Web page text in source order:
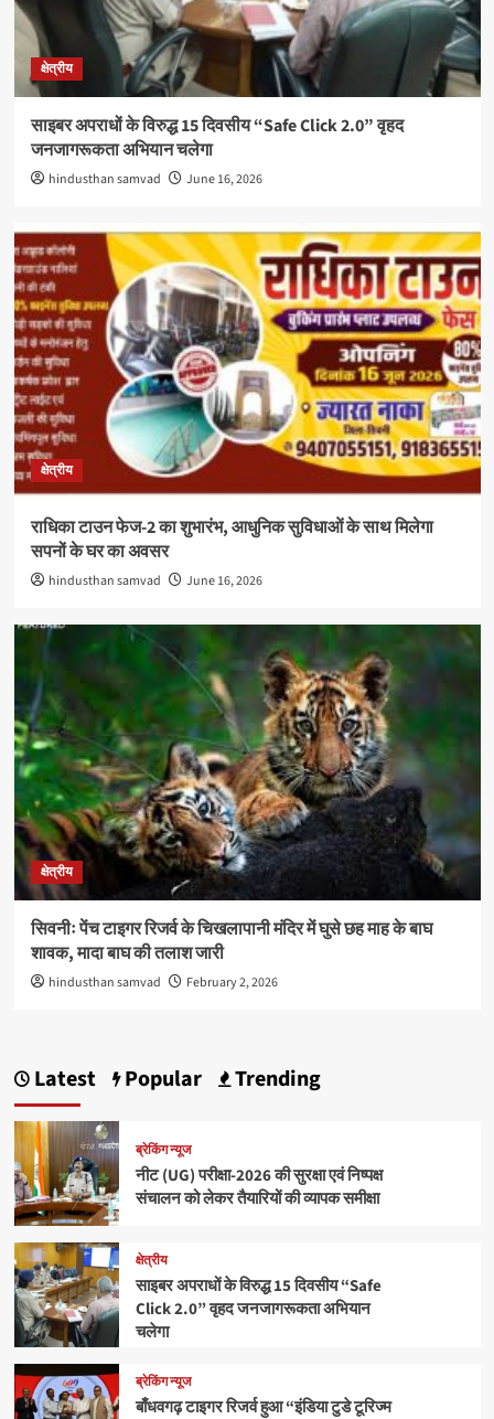
क्षेत्रीय
साइबर अपराधों के विरुद्ध 15 दिवसीय “Safe Click 2.0” वृहद
जनजागरूकता अभियान चलेगा
hindusthan samvad June 16, 2026
क्षेत्रीय
राधिका टाउन फेज-2 का शुभारंभ, आधुनिक सुविधाओं के साथ मिलेगा
सपनों के घर का अवसर
hindusthan samvad June 16, 2026
क्षेत्रीय
सिवनीः पेंच टाइगर रिजर्व के चिखलापानी मंदिर में घुसे छह माह के बाघ
शावक, मादा बाघ की तलाश जारी
hindusthan samvad February 2, 2026
Latest Popular Trending
ब्रेकिंग न्यूज
नीट (UG) परीक्षा-2026 की सुरक्षा एवं निष्पक्ष
संचालन को लेकर तैयारियों की व्यापक समीक्षा
क्षेत्रीय
साइबर अपराधों के विरुद्ध 15 दिवसीय “Safe
Click 2.0” वृहद जनजागरूकता अभियान
चलेगा
ब्रेकिंग न्यूज
बाँधवगढ़ टाइगर रिजर्व हुआ “इंडिया टुडे टूरिज्म